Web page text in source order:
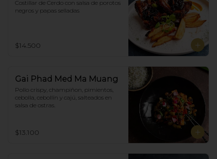
Costillar de Cerdo con salsa de porotos
negros y papas selladas
$14.500
Gai Phad Med Ma Muang
Pollo crispy, champiñon, pimientos,
cebolla, cebollín y cajú, salteados en
salsa de ostras.
$13.100